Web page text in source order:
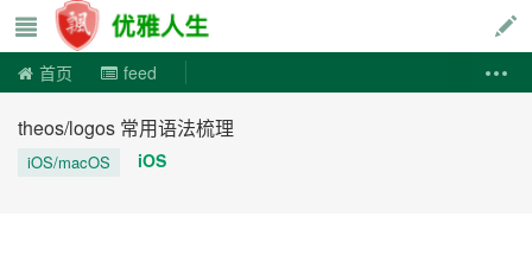
首页 feed
theos/logos 常用语法梳理
iOS/macOS iOS